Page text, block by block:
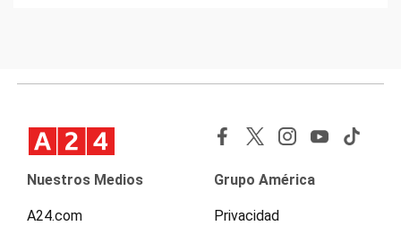
Nuestros Medios
A24.com
Grupo América
Privacidad